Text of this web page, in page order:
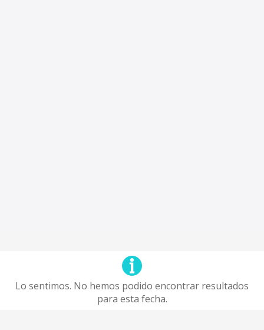
Lo sentimos. No hemos podido encontrar resultados
para esta fecha.